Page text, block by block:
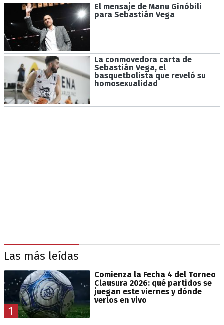
El mensaje de Manu Ginóbili
para Sebastián Vega
La conmovedora carta de
Sebastián Vega, el
basquetbolista que reveló su
homosexualidad
Las más leídas
1
Comienza la Fecha 4 del Torneo
Clausura 2026: qué partidos se
juegan este viernes y dónde
verlos en vivo